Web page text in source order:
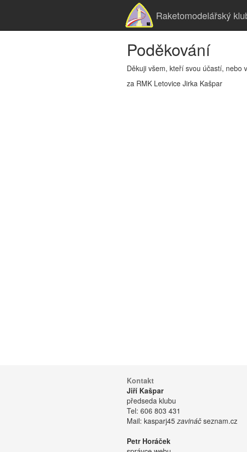
Raketomodelářský
Poděkování
Děkuji všem, kteří svou účastí, nebo
za RMK Letovice Jirka Kašpar
Kontakt
Jiří Kašpar
předseda klubu
Tel: 606 803 431
Mail: kasparj45zavináč seznam.cz
Petr Horáček